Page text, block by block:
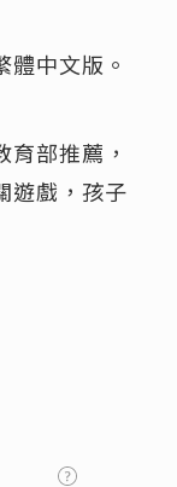
中文版。
部推薦，
遊戲，孩子